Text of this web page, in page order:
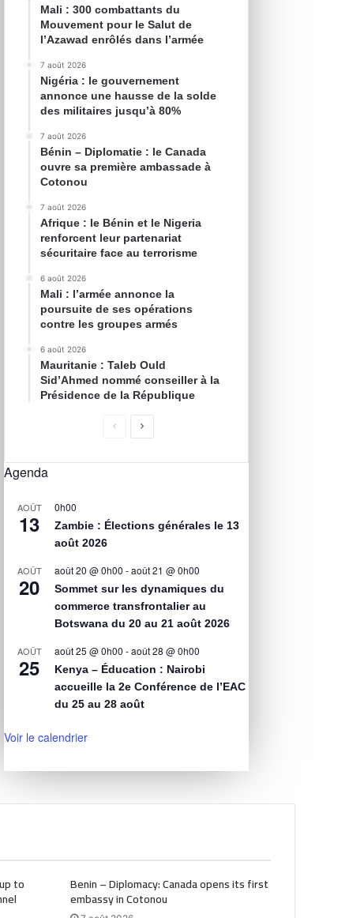
Mali : 300 combattants du
Mouvement pour le Salut de
l’Azawad enrôlés dans l’armée
7 août 2026
Nigéria : le gouvernement
annonce une hausse de la solde
des militaires jusqu’à 80%
7 août 2026
Bénin – Diplomatie : le Canada
ouvre sa première ambassade à
Cotonou
7 août 2026
Afrique : le Bénin et le Nigeria
renforcent leur partenariat
sécuritaire face au terrorisme
6 août 2026
Mali : l’armée annonce la
poursuite de ses opérations
contre les groupes armés
6 août 2026
Mauritanie : Taleb Ould
Sid’Ahmed nommé conseiller à la
Présidence de la République
Agenda
AOÛT
13
0h00
Zambie : Élections générales le 13
août 2026
AOÛT
20
août 20 @ 0h00 -août 21 @ 0h00
Sommet sur les dynamiques du
commerce transfrontalier au
Botswana du 20 au 21 août 2026
AOÛT
25
août 25 @ 0h00 -août 28 @ 0h00
Kenya – Éducation : Nairobi
accueille la 2e Conférence de l’EAC
du 25 au 28 août
Voir le calendrier
to Benin – Diplomacy: Canada opens its first
embassy in Cotonou